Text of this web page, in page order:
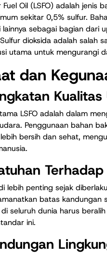
Fuel Oil (LSFO) adalah jenis
sekitar 0,5% sulfur.
sebagai bagian dari
dioksida adalah salah
utama untuk mengurangi
dan
Kualitas
LSFO adalah dalam
Penggunaan bahan
bersih dan sehat,
lebih penting sejak
batas kandungan
seluruh dunia harus
ini.